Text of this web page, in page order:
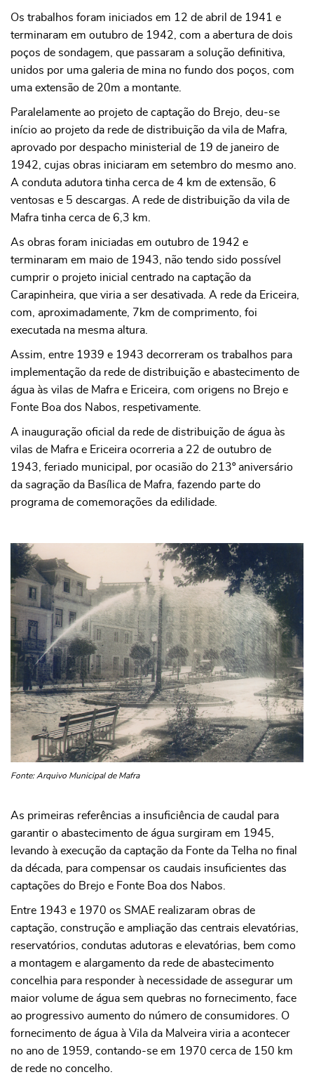
Os trabalhos foram iniciados em 12 de abril de 1941 e
terminaram em outubro de 1942, com a abertura de dois
poços de sondagem, que passaram a solução definitiva,
unidos por uma galeria de mina no fundo dos poços, com
uma extensão de 20m a montante.
Paralelamente ao projeto de captação do Brejo, deu-se
início ao projeto da rede de distribuição da vila de Mafra,
aprovado por despacho ministerial de 19 de janeiro de
1942, cujas obras iniciaram em setembro do mesmo ano.
A conduta adutora tinha cerca de 4 km de extensão, 6
ventosas e 5 descargas. A rede de distribuição da vila de
Mafra tinha cerca de 6,3 km.
As obras foram iniciadas em outubro de 1942 e
terminaram em maio de 1943, não tendo sido possível
cumprir o projeto inicial centrado na captação da
Carapinheira, que viria a ser desativada. A rede da Ericeira,
com, aproximadamente, 7km de comprimento, foi
executada na mesma altura.
Assim, entre 1939 e 1943 decorreram os trabalhos para
implementação da rede de distribuição e abastecimento de
água às vilas de Mafra e Ericeira, com origens no Brejo e
Fonte Boa dos Nabos, respetivamente.
A inauguração oficial da rede de distribuição de água às
vilas de Mafra e Ericeira ocorreria a 22 de outubro de
1943, feriado municipal, por ocasião do 213º aniversário
da sagração da Basílica de Mafra, fazendo parte do
programa de comemorações da edilidade.
Fonte: Arquivo Municipal de Mafra
As primeiras referências a insuficiência de caudal para
garantir o abastecimento de água surgiram em 1945,
levando à execução da captação da Fonte da Telha no final
da década, para compensar os caudais insuficientes das
captações do Brejo e Fonte Boa dos Nabos.
Entre 1943 e 1970 os SMAE realizaram obras de
captação, construção e ampliação das centrais elevatórias,
reservatórios, condutas adutoras e elevatórias, bem como
a montagem e alargamento da rede de abastecimento
concelhia para responder à necessidade de assegurar um
maior volume de água sem quebras no fornecimento, face
ao progressivo aumento do número de consumidores. O
fornecimento de água à Vila da Malveira viria a acontecer
no ano de 1959, contando-se em 1970 cerca de 150 km
de rede no concelho.